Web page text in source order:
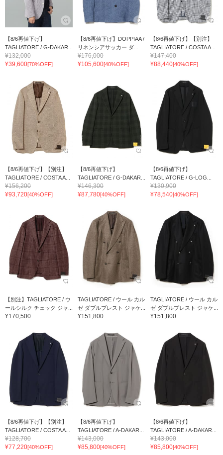
【8/6再値下げ】
TAGLIATORE / G-DAKAR...
¥132,000
¥39,600[70%OFF]
【8/6再値下げ】DOPPIAA /
リネンシアサッカー ダ...
¥176,000
¥105,600[40%OFF]
【8/6再値下げ】【別注】
TAGLIATORE / COSTA A...
¥147,400
¥88,440[40%OFF]
【8/6再値下げ】【別注】
TAGLIATORE / COSTA A...
¥156,200
¥93,720[40%OFF]
【8/6再値下げ】
TAGLIATORE / G-DAKAR...
¥146,300
¥87,780[40%OFF]
【8/6再値下げ】
TAGLIATORE / G-LOG...
¥130,900
¥78,540[40%OFF]
【別注】TAGLIATORE / ウ
ールシルク チェック ジャ...
¥170,500
TAGLIATORE / ウール カル
ゼ ダブルブレスト ジャケ...
¥151,800
TAGLIATORE / ウール カル
ゼ ダブルブレスト ジャケ...
¥151,800
【8/6再値下げ】【別注】
TAGLIATORE / COSTA A...
¥128,700
¥77,220[40%OFF]
【8/6再値下げ】
TAGLIATORE / A-DAKAR...
¥143,000
¥85,800[40%OFF]
【8/6再値下げ】
TAGLIATORE / A-DAKAR...
¥143,000
¥85,800[40%OFF]